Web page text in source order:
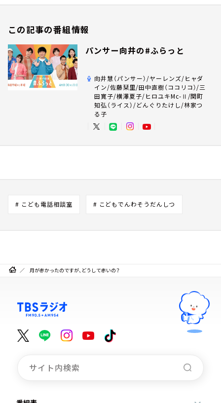
この記事の番組情報
パンサー向井の#ふらっと
向井慧（パンサー）/ヤーレンズ/ヒャダ
イン/佐藤栞里/田中直樹（ココリコ）/三
田寛子/横澤夏子/ヒロユキMc-Ⅱ/関町
知弘（ライス）/どんぐりたけし/林家つ
る子
# こども電話相談室 # こどもでんわそうだんしつ
月が赤かったのですが、どうして赤いの？